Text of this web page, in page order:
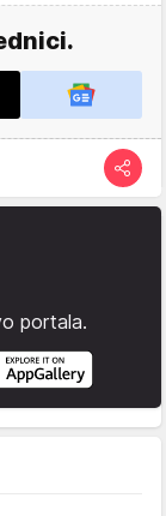
portala.